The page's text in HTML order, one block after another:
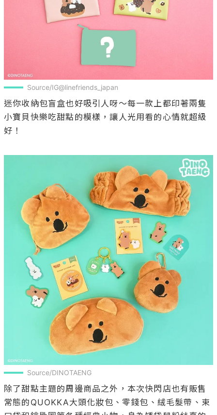
Source/IG@linefriends_japan
迷你收納包盲盒也好吸引人呀～每一款上都印著兩隻
小寶貝快樂吃甜點的模樣，讓人光用看的心情就超級
好！
Source/DINOTAENG
除了甜點主題的周邊商品之外，本次快閃店也有販售
常態的QUOKKA大頭化妝包、零錢包、絨毛髮帶、束